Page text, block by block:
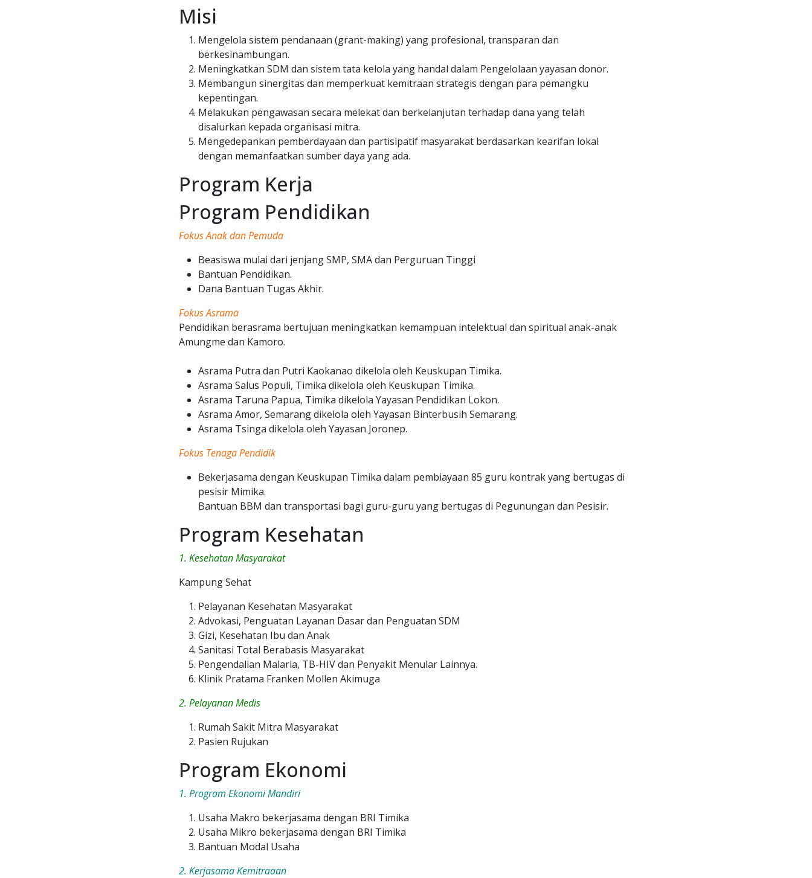
Misi
Mengelola sistem pendanaan (grant-making) yang profesional, transparan dan
berkesinambungan.
Meningkatkan SDM dan sistem tata kelola yang handal dalam Pengelolaan yayasan donor.
Membangun sinergitas dan memperkuat kemitraan strategis dengan para pemangku
kepentingan.
Melakukan pengawasan secara melekat dan berkelanjutan terhadap dana yang telah
disalurkan kepada organisasi mitra.
Mengedepankan pemberdayaan dan partisipatif masyarakat berdasarkan kearifan lokal
dengan memanfaatkan sumber daya yang ada.
Program Kerja
Program Pendidikan
Fokus Anak dan Pemuda
Beasiswa mulai dari jenjang SMP, SMA dan Perguruan Tinggi
Bantuan Pendidikan.
Dana Bantuan Tugas Akhir.
Fokus Asrama
Pendidikan berasrama bertujuan meningkatkan kemampuan intelektual dan spiritual anak-anak
Amungme dan Kamoro.
Asrama Putra dan Putri Kaokanao dikelola oleh Keuskupan Timika.
Asrama Salus Populi, Timika dikelola oleh Keuskupan Timika.
Asrama Taruna Papua, Timika dikelola Yayasan Pendidikan Lokon.
Asrama Amor, Semarang dikelola oleh Yayasan Binterbusih Semarang.
Asrama Tsinga dikelola oleh Yayasan Joronep.
Fokus Tenaga Pendidik
Bekerjasama dengan Keuskupan Timika dalam pembiayaan 85 guru kontrak yang bertugas di
pesisir Mimika.
Bantuan BBM dan transportasi bagi guru-guru yang bertugas di Pegunungan dan Pesisir.
Program Kesehatan
1. Kesehatan Masyarakat
Kampung Sehat
Pelayanan Kesehatan Masyarakat
Advokasi, Penguatan Layanan Dasar dan Penguatan SDM
Gizi, Kesehatan Ibu dan Anak
Sanitasi Total Berabasis Masyarakat
Pengendalian Malaria, TB-HIV dan Penyakit Menular Lainnya.
Klinik Pratama Franken Mollen Akimuga
2. Pelayanan Medis
Rumah Sakit Mitra Masyarakat
Pasien Rujukan
Program Ekonomi
1. Program Ekonomi Mandiri
Usaha Makro bekerjasama dengan BRI Timika
Usaha Mikro bekerjasama dengan BRI Timika
Bantuan Modal Usaha
2. Kerjasama Kemitraaan